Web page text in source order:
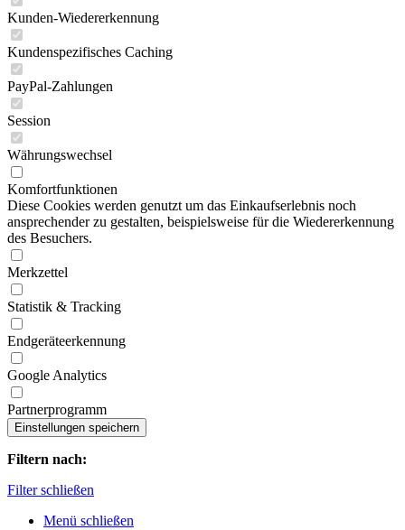
Kunden-Wiedererkennung
Kundenspezifisches Caching
PayPal-Zahlungen
Session
Währungswechsel
Komfortfunktionen
Diese Cookies werden genutzt um das Einkaufserlebnis noch
ansprechender zu gestalten, beispielsweise für die Wiedererkennung
des Besuchers.
Merkzettel
Statistik & Tracking
Endgeräteerkennung
Google Analytics
Partnerprogramm
Filtern nach:
Filter schließen
Menü schließen